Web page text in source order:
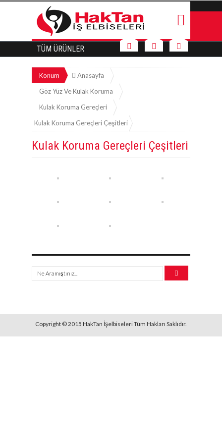
TÜM ÜRÜNLER
Konum
Anasayfa
Göz Yüz Ve Kulak Koruma
Kulak Koruma Gereçleri
Kulak Koruma Gereçleri Çeşitleri
Kulak Koruma Gereçleri Çeşitleri
Copyright © 2015 HakTan İşelbiseleri Tüm Hakları Saklıdır.